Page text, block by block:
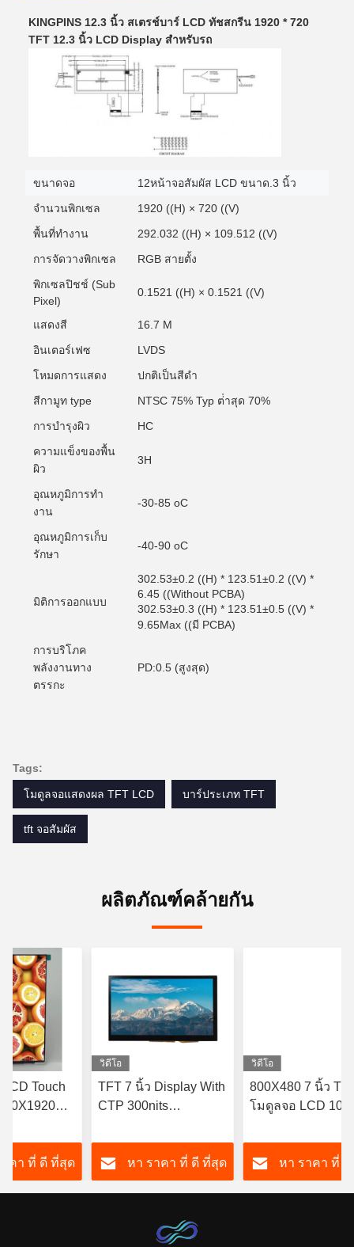
KINGPINS 12.3 นิ้ว สเตรช์บาร์ LCD ทัชสกรีน 1920 * 720
TFT 12.3 นิ้ว LCD Display สําหรับรถ
ขนาดจอ
12หน้าจอสัมผัส LCD ขนาด.3 นิ้ว
จํานวนพิกเซล
1920 ((H) × 720 ((V)
พื้นที่ทํางาน
292.032 ((H) × 109.512 ((V)
การจัดวางพิกเซล
RGB สายตั้ง
พิกเซลปิชช์ (Sub
Pixel)
0.1521 ((H) × 0.1521 ((V)
แสดงสี
16.7 M
อินเตอร์เฟซ
LVDS
โหมดการแสดง
ปกติเป็นสีดํา
สีกามูท type
NTSC 75% Typ ต่ําสุด 70%
การบํารุงผิว
HC
ความแข็งของพื้น
ผิว
3H
อุณหภูมิการทํา
งาน
-30-85 oC
อุณหภูมิการเก็บ
รักษา
-40-90 oC
มิติการออกแบบ
302.53±0.2 ((H) * 123.51±0.2 ((V) *
6.45 ((Without PCBA)
302.53±0.3 ((H) * 123.51±0.5 ((V) *
9.65Max ((มี PCBA)
การบริโภค
พลังงานทาง
ตรรกะ
PD:0.5 (สูงสุด)
Tags:
โมดูลจอแสดงผล TFT LCD บาร์ประเภท TFT
tft จอสัมผัส
ผลิตภัณฑ์คล้ายกัน
Touch
คา ที่ ดี ที่สุด
วิดีโอ
TFT 7 นิ้ว Display With
CTP 300nits
สัมผัส
หา ราคา ที่ ดี ที่สุด
วิดีโอ
800X480 7 นิ้ว
โมดูลจอ LCD
หา ราคา ที่